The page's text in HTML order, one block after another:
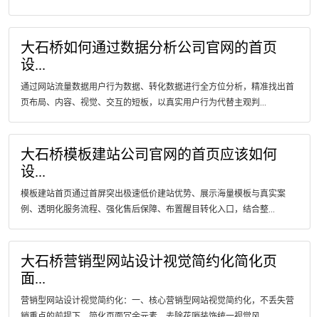
大石桥如何通过数据分析公司官网的首页
设...
通过网站流量数据用户行为数据、转化数据进行全方位分析，精准找出首
页布局、内容、视觉、交互的短板，以真实用户行为代替主观判...
大石桥模板建站公司官网的首页应该如何
设...
模板建站首页通过首屏突出极速低价建站优势、展示海量模板与真实案
例、透明化服务流程、强化售后保障、布置醒目转化入口，结合整...
大石桥营销型网站设计视觉简约化简化页
面...
营销型网站设计视觉简约化：一、核心营销型网站视觉简约化，不丢失营